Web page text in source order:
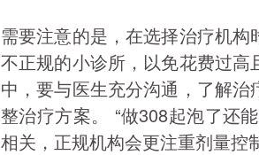
需要注意的是，在选择治疗机
不正规的小诊所，以免花费过
中，要与医生充分沟通，了解
整治疗方案。 “做308起泡了还
相关，正规机构会更注重剂量控